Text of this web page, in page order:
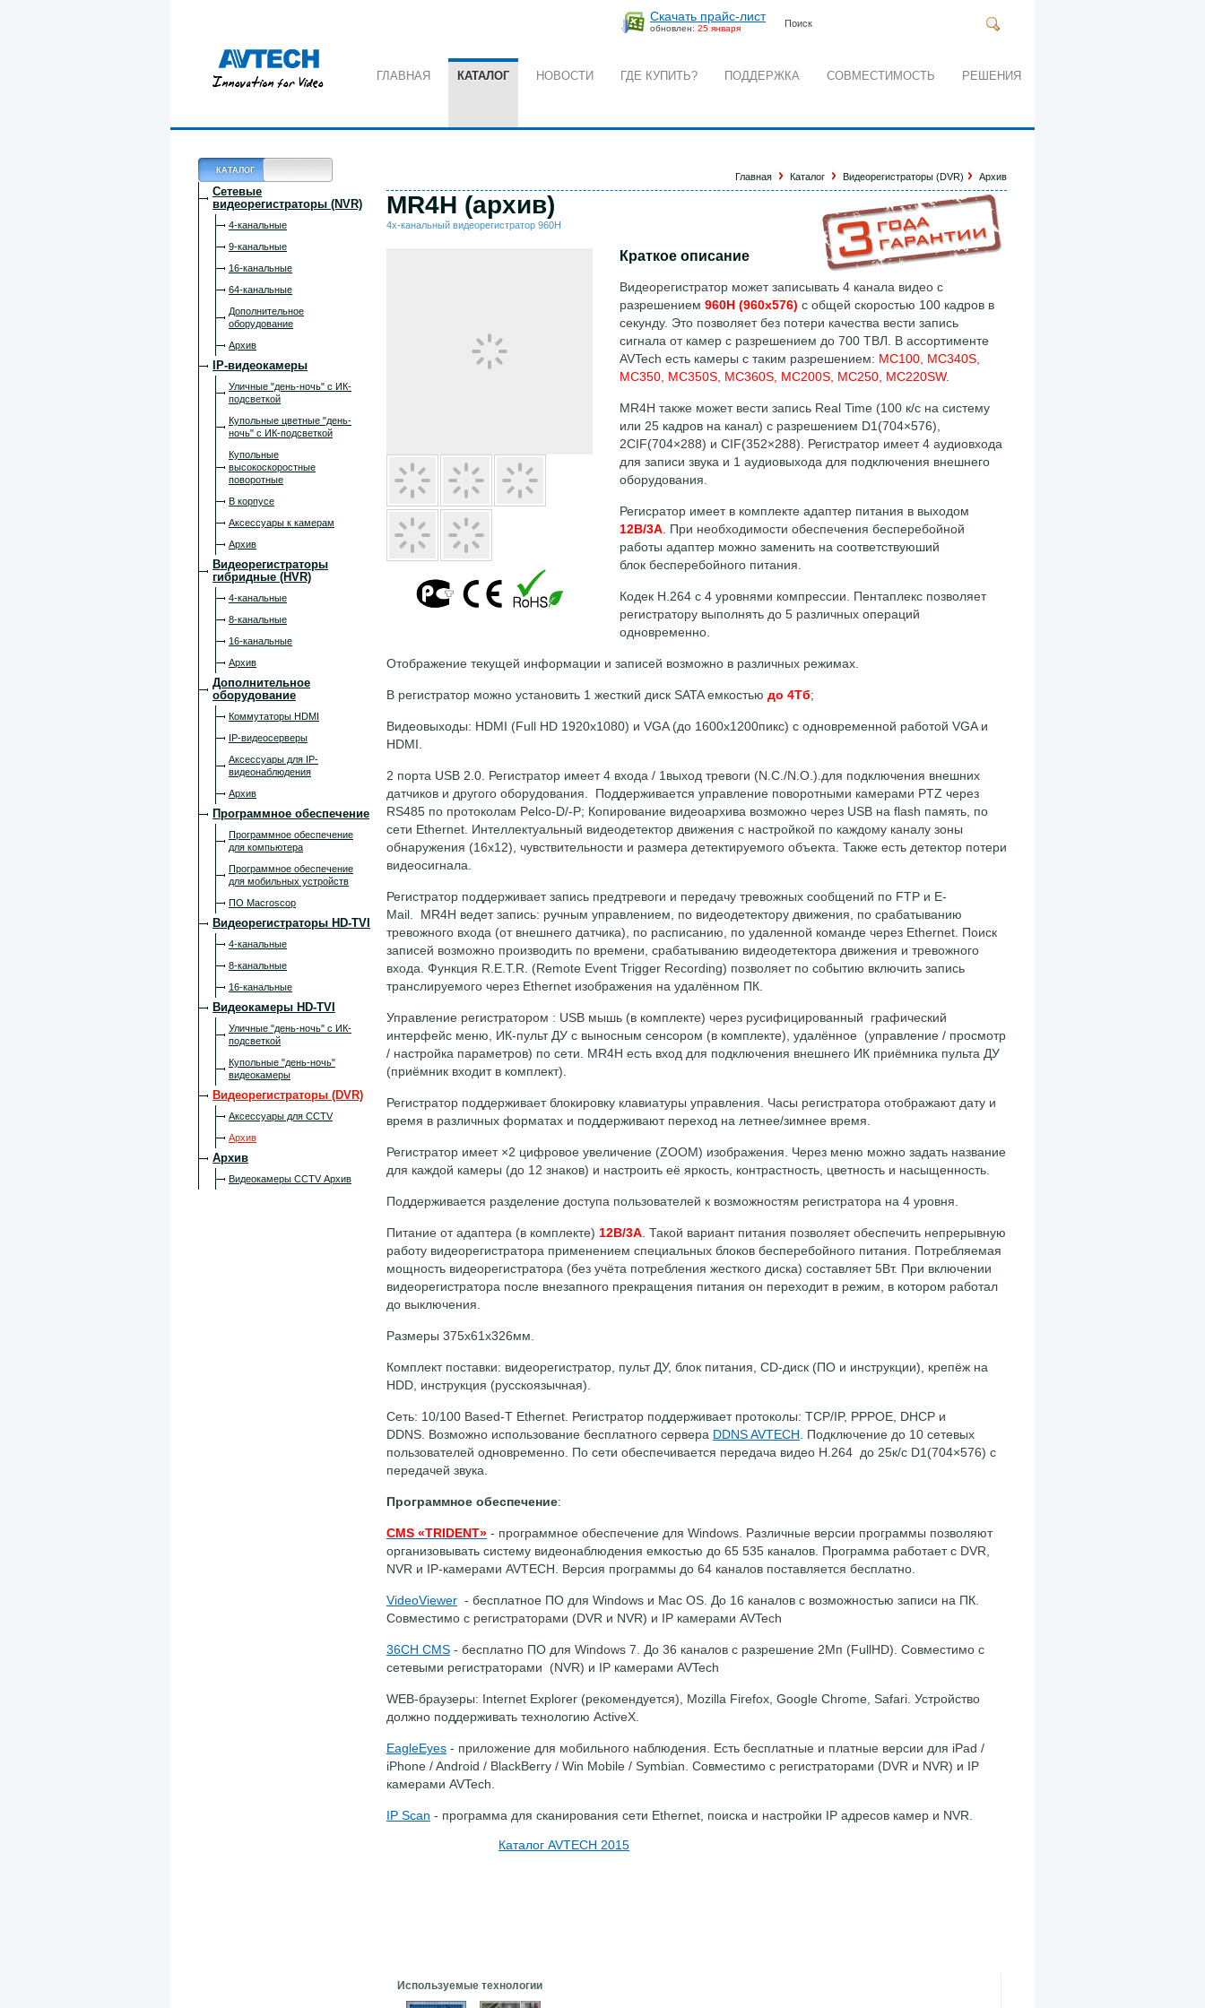
Скачать прайс-лист
обновлен: 25 января Поиск
ГЛАВНАЯ КАТАЛОГ НОВОСТИ ГДЕ КУПИТЬ? ПОДДЕРЖКА СОВМЕСТИМОСТЬ РЕШЕНИЯ
КАТАЛОГ
Сетевые
видеорегистраторы (NVR)
4-канальные
9-канальные
16-канальные
64-канальные
Дополнительное
оборудование
Архив
IP-видеокамеры
Уличные "день-ночь" с ИК-
подсветкой
Купольные цветные "день-
ночь" с ИК-подсветкой
Купольные
высокоскоростные
поворотные
В корпусе
Аксессуары к камерам
Архив
Видеорегистраторы
гибридные (HVR)
4-канальные
8-канальные
16-канальные
Архив
Дополнительное
оборудование
Коммутаторы HDMI
IP-видеосерверы
Аксессуары для IP-
видеонаблюдения
Архив
Программное обеспечение
Программное обеспечение
для компьютера
Программное обеспечение
для мобильных устройств
ПО Macroscop
Видеорегистраторы HD-TVI
4-канальные
8-канальные
16-канальные
Видеокамеры HD-TVI
Уличные "день-ночь" с ИК-
подсветкой
Купольные "день-ночь"
видеокамеры
Видеорегистраторы (DVR)
Аксессуары для CCTV
Архив
Архив
Видеокамеры CCTV Архив
Главная Каталог Видеорегистраторы (DVR) Архив
MR4H (архив)
4х-канальный видеорегистратор 960H
Краткое описание
Видеорегистратор может записывать 4 канала видео с
разрешением 960H (960х576) с общей скоростью 100 кадров в
секунду. Это позволяет без потери качества вести запись
сигнала от камер с разрешением до 700 ТВЛ. В ассортименте
AVTech есть камеры с таким разрешением: MC100, MC340S,
MC350, MC350S, MC360S, MC200S, MC250, MC220SW.
MR4H также может вести запись Real Time (100 к/с на систему
или 25 кадров на канал) с разрешением D1(704×576),
2CIF(704×288) и CIF(352×288). Регистратор имеет 4 аудиовхода
для записи звука и 1 аудиовыхода для подключения внешнего
оборудования.
Регисратор имеет в комплекте адаптер питания в выходом
12В/3А . При необходимости обеспечения бесперебойной
работы адаптер можно заменить на соответствуюший
блок бесперебойного питания.
Кодек H.264 с 4 уровнями компрессии. Пентаплекс позволяет
регистратору выполнять до 5 различных операций
одновременно.
Отображение текущей информации и записей возможно в различных режимах.
В регистратор можно установить 1 жесткий диск SATA емкостью до 4Тб;
Видеовыходы: HDMI (Full HD 1920x1080) и VGA (до 1600х1200пикс) с одновременной работой VGA и
HDMI.
2 порта USB 2.0. Регистратор имеет 4 входа / 1выход тревоги (N.C./N.O.).для подключения внешних
датчиков и другого оборудования. Поддерживается управление поворотными камерами PTZ через
RS485 по протоколам Pelco-D/-P; Копирование видеоархива возможно через USB на flash память, по
сети Ethernet. Интеллектуальный видеодетектор движения с настройкой по каждому каналу зоны
обнаружения (16х12), чувствительности и размера детектируемого объекта. Также есть детектор потери
видеосигнала.
Регистратор поддерживает запись предтревоги и передачу тревожных сообщений по FTP и E-
Mail. MR4H ведет запись: ручным управлением, по видеодетектору движения, по срабатыванию
тревожного входа (от внешнего датчика), по расписанию, по удаленной команде через Ethernet. Поиск
записей возможно производить по времени, срабатыванию видеодетектора движения и тревожного
входа. Функция R.E.T.R. (Remote Event Trigger Recording) позволяет по событию включить запись
транслируемого через Ethernet изображения на удалённом ПК.
Управление регистратором : USB мышь (в комплекте) через русифицированный графический
интерфейс меню, ИК-пульт ДУ с выносным сенсором (в комплекте), удалённое (управление / просмотр
/ настройка параметров) по сети. MR4H есть вход для подключения внешнего ИК приёмника пульта ДУ
(приёмник входит в комплект).
Регистратор поддерживает блокировку клавиатуры управления. Часы регистратора отображают дату и
время в различных форматах и поддерживают переход на летнее/зимнее время.
Регистратор имеет ×2 цифровое увеличение (ZOOM) изображения. Через меню можно задать название
для каждой камеры (до 12 знаков) и настроить её яркость, контрастность, цветность и насыщенность.
Поддерживается разделение доступа пользователей к возможностям регистратора на 4 уровня.
Питание от адаптера (в комплекте) 12В/3А . Такой вариант питания позволяет обеспечить непрерывную
работу видеорегистратора применением специальных блоков бесперебойного питания. Потребляемая
мощность видеорегистратора (без учёта потребления жесткого диска) составляет 5Вт. При включении
видеорегистратора после внезапного прекращения питания он переходит в режим, в котором работал
до выключения.
Размеры 375x61x326мм.
Комплект поставки: видеорегистратор, пульт ДУ, блок питания, CD-диск (ПО и инструкции), крепёж на
HDD, инструкция (русскоязычная).
Сеть: 10/100 Based-T Ethernet. Регистратор поддерживает протоколы: TCP/IP, PPPOE, DHCP и
DDNS. Возможно использование бесплатного сервера DDNS AVTECH . Подключение до 10 сетевых
пользователей одновременно. По сети обеспечивается передача видео H.264 до 25к/с D1(704×576) с
передачей звука.
Программное обеспечение:
CMS «TRIDENT» - программное обеспечение для Windows. Различные версии программы позволяют
организовывать систему видеонаблюдения емкостью до 65 535 каналов. Программа работает с DVR,
NVR и IP-камерами AVTECH. Версия программы до 64 каналов поставляется бесплатно.
VideoViewer - бесплатное ПО для Windows и Mac OS. До 16 каналов с возможностью записи на ПК.
Совместимо с регистраторами (DVR и NVR) и IP камерами AVTech
36CH CMS - бесплатно ПО для Windows 7. До 36 каналов с разрешение 2Мп (FullHD). Совместимо с
сетевыми регистраторами (NVR) и IP камерами AVTech
WEB-браузеры: Internet Explorer (рекомендуется), Mozilla Firefox, Google Chrome, Safari. Устройство
должно поддерживать технологию ActiveX.
EagleEyes - приложение для мобильного наблюдения. Есть бесплатные и платные версии для iPad /
iPhone / Android / BlackBerry / Win Mobile / Symbian. Совместимо с регистраторами (DVR и NVR) и IP
камерами AVTech.
IP Scan - программа для сканирования сети Ethernet, поиска и настройки IP адресов камер и NVR.
Каталог AVTECH 2015
Используемые технологии